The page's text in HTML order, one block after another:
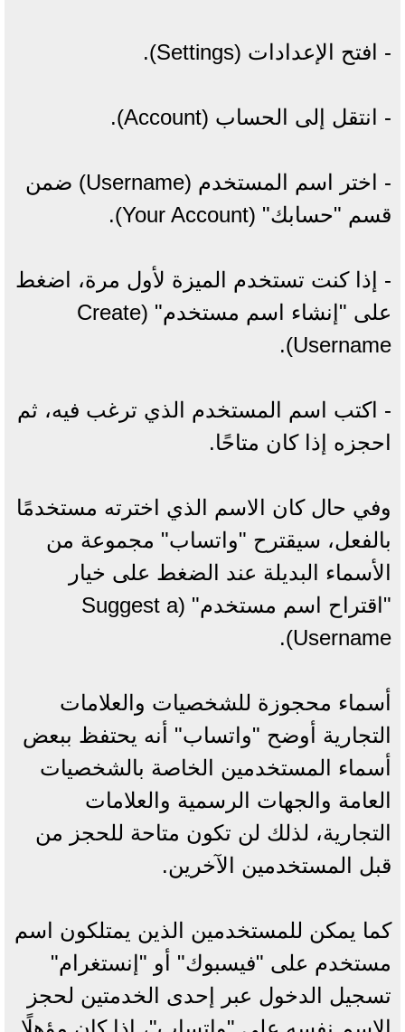
- افتح الإعدادات (Settings).
- انتقل إلى الحساب (Account).
- اختر اسم المستخدم (Username) ضمن
قسم "حسابك" (Your Account).
- إذا كنت تستخدم الميزة لأول مرة، اضغط
على "إنشاء اسم مستخدم" (Create
Username).
- اكتب اسم المستخدم الذي ترغب فيه، ثم
احجزه إذا كان متاحًا.
وفي حال كان الاسم الذي اخترته مستخدمًا
بالفعل، سيقترح "واتساب" مجموعة من
الأسماء البديلة عند الضغط على خيار
"اقتراح اسم مستخدم" (Suggest a
Username).
أسماء محجوزة للشخصيات والعلامات
التجارية أوضح "واتساب" أنه يحتفظ ببعض
أسماء المستخدمين الخاصة بالشخصيات
العامة والجهات الرسمية والعلامات
التجارية، لذلك لن تكون متاحة للحجز من
قبل المستخدمين الآخرين.
كما يمكن للمستخدمين الذين يمتلكون اسم
مستخدم على "فيسبوك" أو "إنستغرام"
تسجيل الدخول عبر إحدى الخدمتين لحجز